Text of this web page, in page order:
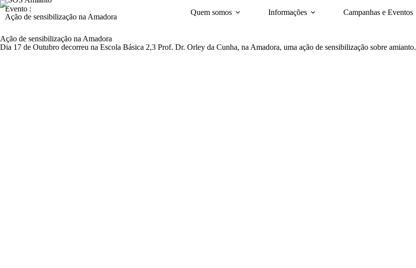
Quem somos Informações Campanhas e Eventos
Evento :
Ação de sensibilização na Amadora
Ação de sensibilização na Amadora
Dia 17 de Outubro decorreu na Escola Básica 2,3 Prof. Dr. Orley da Cunha, na Amadora, uma ação de sensibilização sobre amianto.